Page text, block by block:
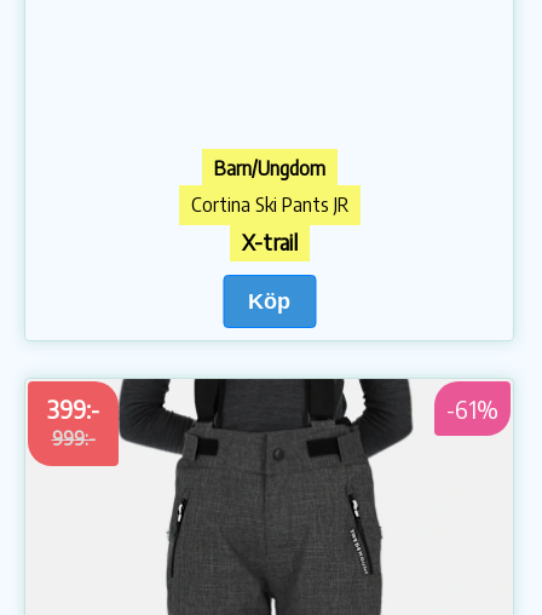
Barn/Ungdom
Cortina Ski Pants JR
X-trail
Köp
399:-
999:-
-61%